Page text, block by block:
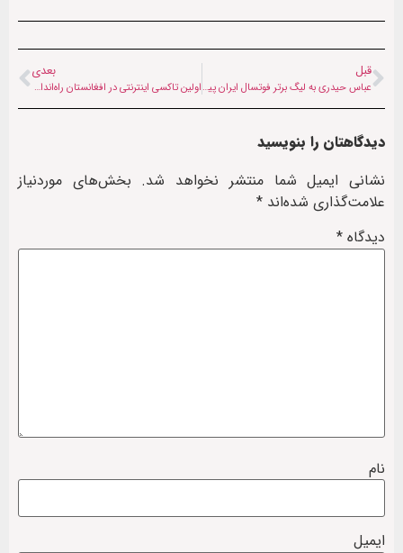
قبل
عباس حیدری به لیگ برتر فوتسال ایران پیوست
بعدی
اولین تاکسی اینترنتی در افغانستان راه‌اندازی شد
دیدگاهتان را بنویسید
نشانی ایمیل شما منتشر نخواهد شد. بخش‌های موردنیاز
علامت‌گذاری شده‌اند *
دیدگاه *
نام
ایمیل